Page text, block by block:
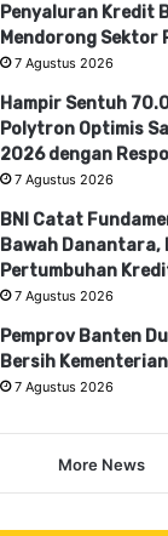
Penyaluran Kredit
Mendorong Sektor
7 Agustus 2026
Hampir Sentuh
Polytron Optimis
2026 dengan
7 Agustus 2026
BNI Catat
Bawah Danantara,
Pertumbuhan
7 Agustus 2026
Pemprov Banten
Bersih
7 Agustus 2026
More News